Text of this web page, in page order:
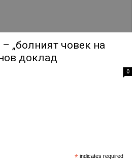
„болният човек на
доклад
0
* indicates required